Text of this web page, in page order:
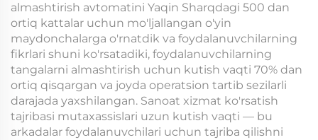
almashtirish avtomatini Yaqin Sharqdagi 500 dan
ortiq kattalar uchun mo'ljallangan o'yin
maydonchalarga o'rnatdik va foydalanuvchilarning
fikrlari shuni ko'rsatadiki, foydalanuvchilarning
tangalarni almashtirish uchun kutish vaqti 70% dan
ortiq qisqargan va joyda operatsion tartib sezilarli
darajada yaxshilangan. Sanoat xizmat ko'rsatish
tajribasi mutaxassislari uzun kutish vaqti — bu
arkadalar foydalanuvchilari uchun tajriba qilishni